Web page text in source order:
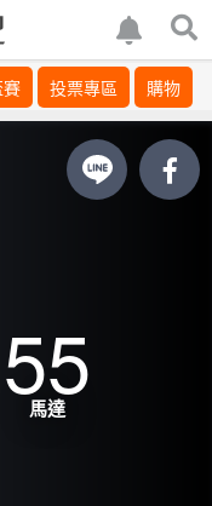
投票專區 購物
55
馬達